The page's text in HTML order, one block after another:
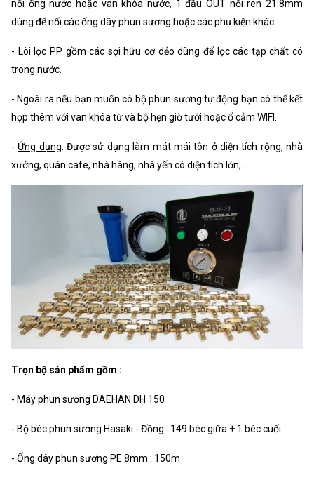
nối ống nước hoặc van khóa nước, 1 đầu OUT nối ren 21:8mm
dùng để nối các ống dây phun sương hoặc các phụ kiện khác.
- Lõi lọc PP gồm các sợi hữu cơ dẻo dùng để lọc các tạp chất có
trong nước.
- Ngoài ra nếu bạn muốn có bộ phun sương tự động bạn có thể kết
hợp thêm với van khóa từ và bộ hẹn giờ tưới hoặc ổ cắm WIFI.
- Ứng dụng: Được sử dụng làm mát mái tôn ở diện tích rộng, nhà
xưởng, quán cafe, nhà hàng, nhà yến có diện tích lớn,...
Trọn bộ sản phẩm gồm :
- Máy phun sương DAEHAN DH 150
- Bộ béc phun sương Hasaki - Đồng : 149 béc giữa + 1 béc cuối
- Ống dây phun sương PE 8mm : 150m